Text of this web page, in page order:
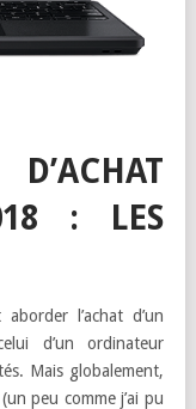
: LES
l’achat d’un
d’un ordinateur
Mais globalement,
peu comme j’ai pu